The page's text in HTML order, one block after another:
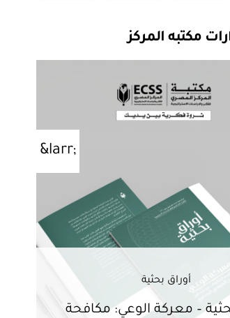
مكتبه المركز
أوراق بحثية
– معركة الوعي: مكافحة